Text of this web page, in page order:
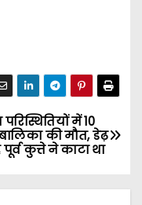
में 10
बालिका की मौत, डेढ़
पूर्व कुत्ते ने काटा था